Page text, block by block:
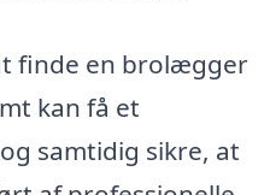
finde en brolægger
kan få et
samtidig sikre, at